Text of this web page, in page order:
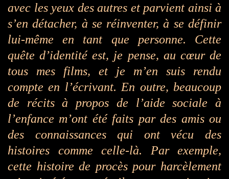
avec les yeux des autres et parvient ainsi à
s’en détacher, à se réinventer, à se définir
lui-même en tant que personne. Cette
quête d’identité est, je pense, au cœur de
tous mes films, et je m’en suis rendu
compte en l’écrivant. En outre, beaucoup
de récits à propos de l’aide sociale à
l’enfance m’ont été faits par des amis ou
des connaissances qui ont vécu des
histoires comme celle-là. Par exemple,
cette histoire de procès pour harcèlement